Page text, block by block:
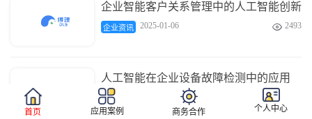
企业智能客户关系管理中的人工智能创新
企业资讯 2025-01-06  2493
人工智能在企业设备故障检测中的应用
企业资讯 
首页
应用案例 商务合作 个人中心